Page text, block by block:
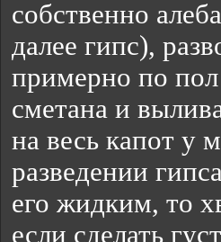
собственно
далее гипс),
примерно по
сметана и
на весь капот у
разведении
его жидким, то
если сделать